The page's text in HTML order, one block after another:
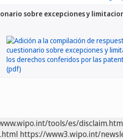
sobre excepciones y
tools/es/
https://www3.wipo.int/